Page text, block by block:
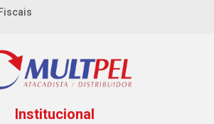
Institucional